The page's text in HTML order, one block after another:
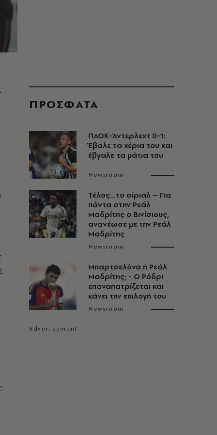
ΠΡΟΣΦΑΤΑ
ΠΑΟΚ-Άντερλεχτ 0-1:
Έβαλε τα χέρια του και
έβγαλε τα μάτια του
Newsroom
Τέλος…το σίριαλ – Για
πάντα στην Ρεάλ
Μαδρίτης ο Βινίσιους,
ανανέωσε με την Ρεάλ
Μαδρίτης
Newsroom
Μπαρτσελόνα ή Ρεάλ
Μαδρίτης; - Ο Ρόδρι
επαναπατρίζεται και
κάνει την επιλογή του
Newsroom